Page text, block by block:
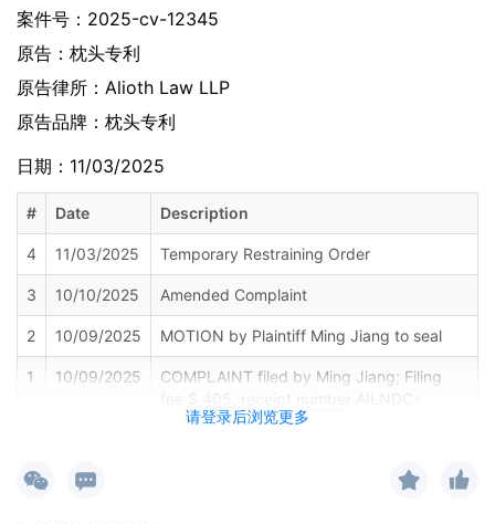
请登录后浏览更多
案件号： 2025-cv-12345
原告： 枕头专利
原告律所：Alioth Law LLP
原告品牌： 枕头专利
日期：11/03/2025
# Date Description
4 11/03/2025 Temporary Restraining Order
3 10/10/2025 Amended Complaint
2 10/09/2025 MOTION by Plaintiff Ming Jiang to seal
1 10/09/2025
COMPLAINT filed by Ming Jiang; Filing
fee $ 405, receipt number AILNDC-
24178110.